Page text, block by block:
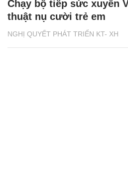
NGHỊ QUYẾT PHÁT TRIỂN KT- XH
Chạy bộ tiếp sức xuyên
thuật nụ cười trẻ em